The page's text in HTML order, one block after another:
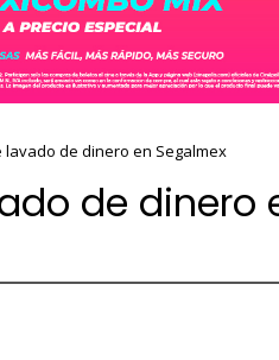
lavado de dinero en Segalmex
de dinero